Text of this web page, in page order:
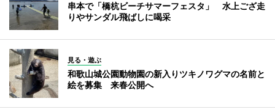
串本で「橋杭ビーチサマーフェスタ」 水上ござ走
りやサンダル飛ばしに喝采
見る・遊ぶ
和歌山城公園動物園の新入りツキノワグマの名前と
絵を募集 来春公開へ